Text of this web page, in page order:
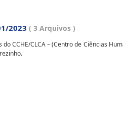
2023 ( 3 Arquivos )
CCHE/CLCA – (Centro de Ciências